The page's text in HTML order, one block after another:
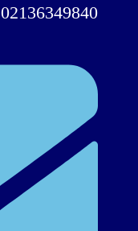
02136349840